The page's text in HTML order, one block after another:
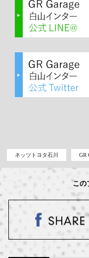
ネッツトヨタ石川 GR
この